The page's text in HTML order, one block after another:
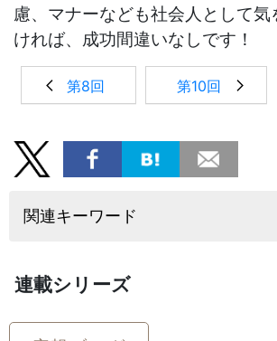
慮、マナーなども社会人として
ければ、成功間違いなしです！
第8回 第10回
関連キーワード
連載シリーズ